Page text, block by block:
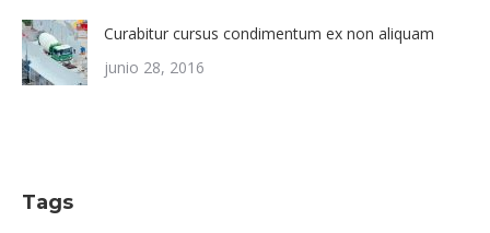
Curabitur cursus condimentum ex non aliquam
junio 28, 2016
Tags